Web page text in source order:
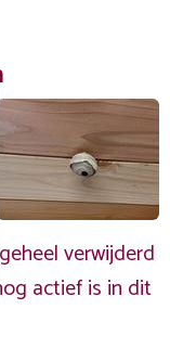
verwijderd
actief is in dit